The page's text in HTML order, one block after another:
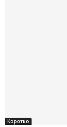
Коротко